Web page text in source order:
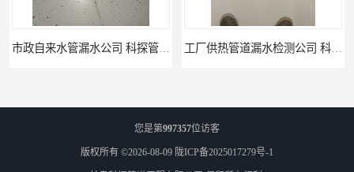
公司仪器测漏电话 科探管道工程
您是第997357位访客
版权所有 ©2026-08-09 陇ICP备2025017279号-1